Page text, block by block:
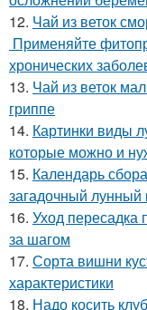
12. Чай из веток
Применяйте
хронических
13. Чай из веток
гриппе
14. Картинки виды
которые можно и
15. Календарь
загадочный лунный
16. Уход
за шагом
17. Сорта вишни
характеристики
18. Надо косить